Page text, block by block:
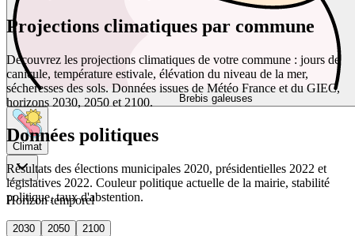
Brebis galeuses
Climat
Horizon temporel
2030 2050
2100
Projections climatiques par commune
Découvrez les projections climatiques de votre commune : jours de
canicule, température estivale, élévation du niveau de la mer,
sécheresses des sols. Données issues de Météo France et du GIEC,
horizons 2030, 2050 et 2100.
Données politiques
Résultats des élections municipales 2020, présidentielles 2022 et
législatives 2022. Couleur politique actuelle de la mairie, stabilité
politique, taux d'abstention.